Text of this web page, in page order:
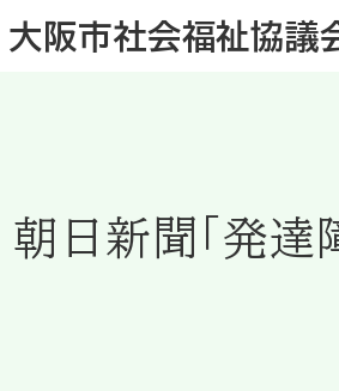
大阪市社会福祉協議
朝日新聞「発達